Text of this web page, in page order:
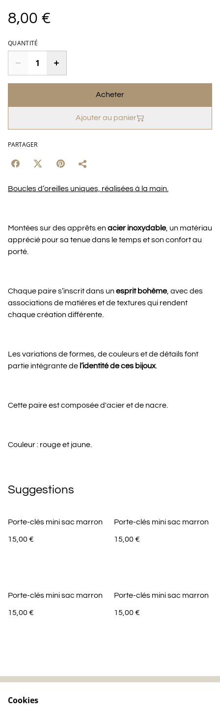
8,00 €
QUANTITÉ
Acheter
Ajouter au panier
PARTAGER
Boucles d’oreilles uniques, réalisées à la main.
Montées sur des apprêts enacier inoxydable, un matériau
apprécié pour sa tenue dans le temps et son confort au
porté.
Chaque paire s’inscrit dans unesprit bohème, avec des
associations de matières et de textures qui rendent
chaque création différente.
Les variations de formes, de couleurs et de détails font
partie intégrante de l’identité de ces bijoux.
Cette paire est composée d'acier et de nacre.
Couleur : rouge et jaune.
Suggestions
Porte-clés mini sac marron
15,00 €
Porte-clés mini sac marron
15,00 €
Porte-clés mini sac marron
15,00 €
Porte-clés mini sac marron
15,00 €
Cookies